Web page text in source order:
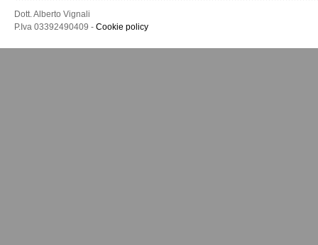
Dott. Alberto Vignali
P.Iva 03392490409 - Cookie policy